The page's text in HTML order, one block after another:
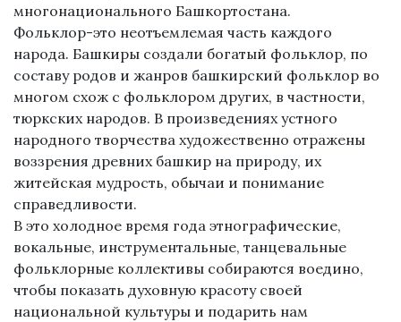
многонационального Башкортостана.
Фольклор-это неотъемлемая часть каждого
народа. Башкиры создали богатый фольклор, по
составу родов и жанров башкирский фольклор во
многом схож с фольклором других, в частности,
тюркских народов. В произведениях устного
народного творчества художественно отражены
воззрения древних башкир на природу, их
житейская мудрость, обычаи и понимание
справедливости.
В это холодное время года этнографические,
вокальные, инструментальные, танцевальные
фольклорные коллективы собираются воедино,
чтобы показать духовную красоту своей
национальной культуры и подарить нам